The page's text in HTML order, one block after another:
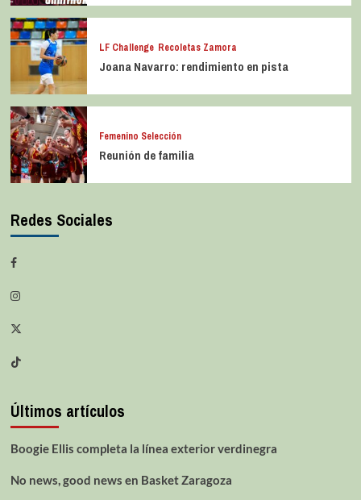
LF Challenge Recoletas Zamora
Joana Navarro: rendimiento en pista
Femenino Selección
Reunión de familia
Redes Sociales
Últimos artículos
Boogie Ellis completa la línea exterior verdinegra
No news, good news en Basket Zaragoza